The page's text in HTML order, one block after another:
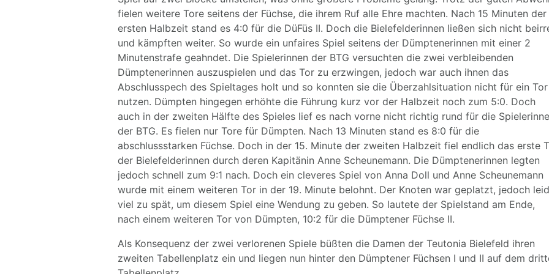
fielen weitere Tore seitens der Füchse, die ihrem Ruf alle Ehre machten. Nach 15 Minuten der
ersten Halbzeit stand es 4:0 für die DüFüs II. Doch die Bielefelderinnen ließen sich nicht
und kämpften weiter. So wurde ein unfaires Spiel seitens der Dümptenerinnen mit einer 2
Minutenstrafe geahndet. Die Spielerinnen der BTG versuchten die zwei verbleibenden
Dümptenerinnen auszuspielen und das Tor zu erzwingen, jedoch war auch ihnen das
Abschlusspech des Spieltages holt und so konnten sie die Überzahlsituation nicht für ein Tor
nutzen. Dümpten hingegen erhöhte die Führung kurz vor der Halbzeit noch zum 5:0. Doch
auch in der zweiten Hälfte des Spieles lief es nach vorne nicht richtig rund für die
der BTG. Es fielen nur Tore für Dümpten. Nach 13 Minuten stand es 8:0 für die
abschlussstarken Füchse. Doch in der 15. Minute der zweiten Halbzeit fiel endlich das erste
der Bielefelderinnen durch deren Kapitänin Anne Scheunemann. Die Dümptenerinnen legten
jedoch schnell zum 9:1 nach. Doch ein cleveres Spiel von Anna Doll und Anne Scheunemann
wurde mit einem weiteren Tor in der 19. Minute belohnt. Der Knoten war geplatzt, jedoch
viel zu spät, um diesem Spiel eine Wendung zu geben. So lautete der Spielstand am Ende,
nach einem weiteren Tor von Dümpten, 10:2 für die Dümptener Füchse II.
Als Konsequenz der zwei verlorenen Spiele büßten die Damen der Teutonia Bielefeld ihren
zweiten Tabellenplatz ein und liegen nun hinter den Dümptener Füchsen I und II auf dem